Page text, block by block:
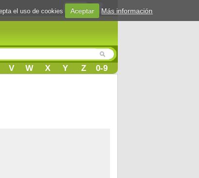
Login
V W X Y Z 0-9
el uso de cookies Aceptar Más información